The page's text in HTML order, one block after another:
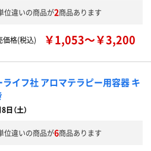
位違いの商品が2商品あります
価格(税込) ￥1,053～￥3,200
ライフ社 アロマテラピー用容器 キ
（土）
位違いの商品が6商品あります